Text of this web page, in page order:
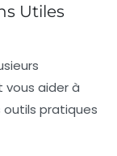
Utiles
aider à
outils pratiques